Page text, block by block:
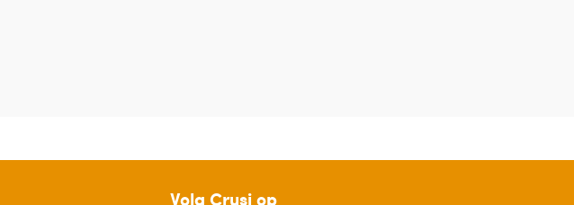
Volg Crusj op